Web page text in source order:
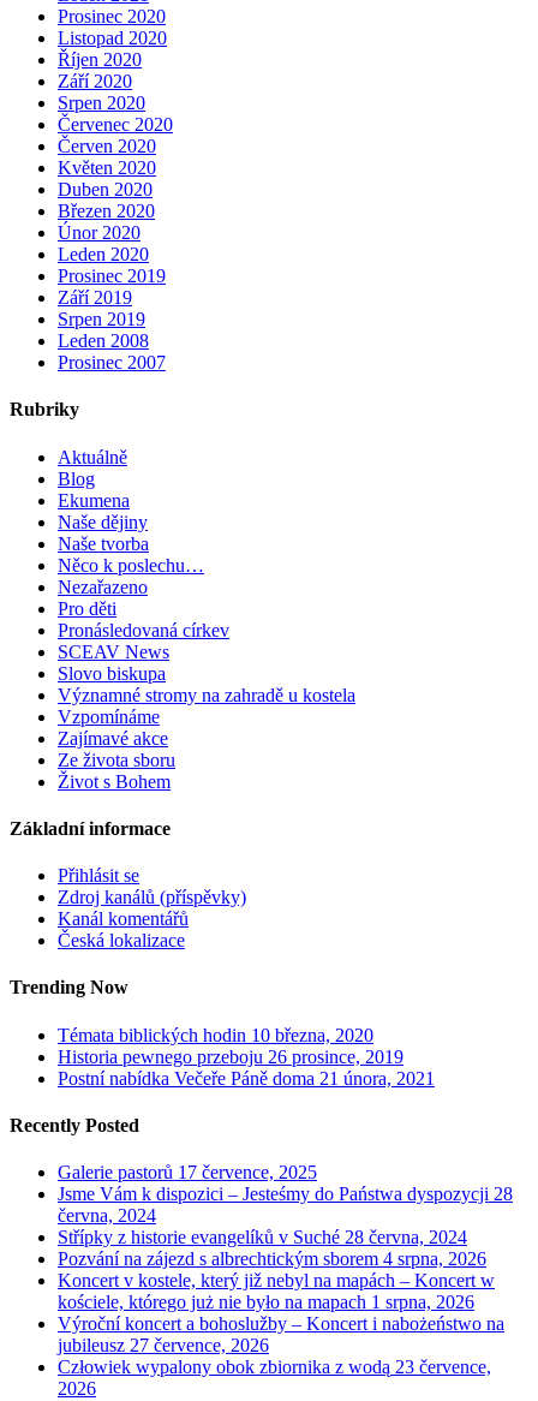
Prosinec 2020
Listopad 2020
Říjen 2020
Září 2020
Srpen 2020
Červenec 2020
Červen 2020
Květen 2020
Duben 2020
Březen 2020
Únor 2020
Leden 2020
Prosinec 2019
Září 2019
Srpen 2019
Leden 2008
Prosinec 2007
Rubriky
Aktuálně
Blog
Ekumena
Naše dějiny
Naše tvorba
Něco k poslechu…
Nezařazeno
Pro děti
Pronásledovaná církev
SCEAV News
Slovo biskupa
Významné stromy na zahradě u kostela
Vzpomínáme
Zajímavé akce
Ze života sboru
Život s Bohem
Základní informace
Přihlásit se
Zdroj kanálů (příspěvky)
Kanál komentářů
Česká lokalizace
Trending Now
Témata biblických hodin 10 března, 2020
Historia pewnego przeboju 26 prosince, 2019
Postní nabídka Večeře Páně doma 21 února, 2021
Recently Posted
Galerie pastorů 17 července, 2025
Jsme Vám k dispozici – Jesteśmy do Państwa dyspozycji 28
června, 2024
Střípky z historie evangelíků v Suché 28 června, 2024
Pozvání na zájezd s albrechtickým sborem 4 srpna, 2026
Koncert v kostele, který již nebyl na mapách – Koncert w
kościele, którego już nie było na mapach 1 srpna, 2026
Výroční koncert a bohoslužby – Koncert i nabożeństwo na
jubileusz 27 července, 2026
Człowiek wypalony obok zbiornika z wodą 23 července,
2026